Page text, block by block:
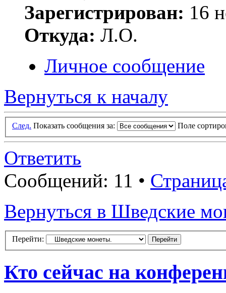
Зарегистрирован: 16
Откуда: Л.О.
Личное сообщение
Вернуться к началу
След. Показать сообщения за: Поле
Ответить
Сообщений: 11 •
Вернуться в Шведские
Перейти:
Кто сейчас на